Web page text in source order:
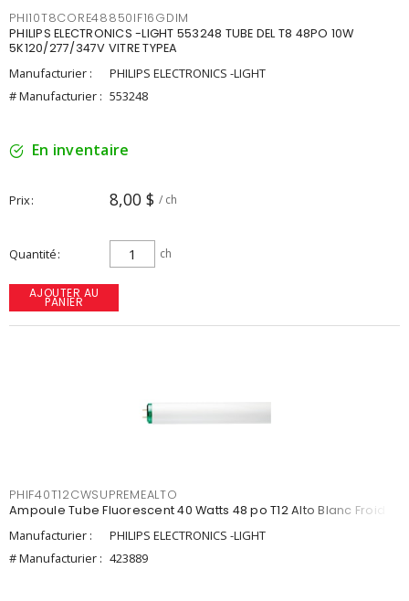
PHI10T8CORE48850IF16GDIM
PHILIPS ELECTRONICS -LIGHT 553248 TUBE DEL T8 48PO 10W
5K120/277/347V VITRE TYPEA
Manufacturier :
PHILIPS ELECTRONICS -LIGHT
# Manufacturier : 553248
En inventaire
Prix 8,00 $ / ch
Quantité ch
AJOUTER AU
PANIER
PHIF40T12CWSUPREMEALTO
Ampoule Tube Fluorescent 40 Watts 48 po T12 Alto Blanc Froid
Manufacturier :
PHILIPS ELECTRONICS -LIGHT
# Manufacturier : 423889